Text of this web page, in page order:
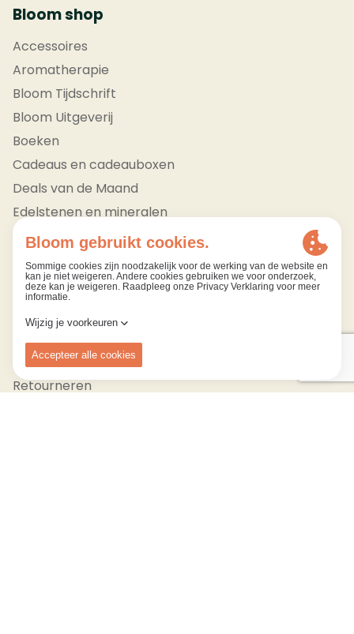
Bloom shop
Accessoires
Aromatherapie
Bloom Tijdschrift
Bloom Uitgeverij
Boeken
Cadeaus en cadeauboxen
Deals van de Maand
Edelstenen en mineralen
Bekijk alle
Klantendienst
Bestellen
Betalen
Verzenden
Retourneren